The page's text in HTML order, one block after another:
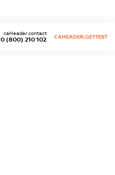
0 (800) 210 102
caHeader.contact
CAHEADER.GETTEST